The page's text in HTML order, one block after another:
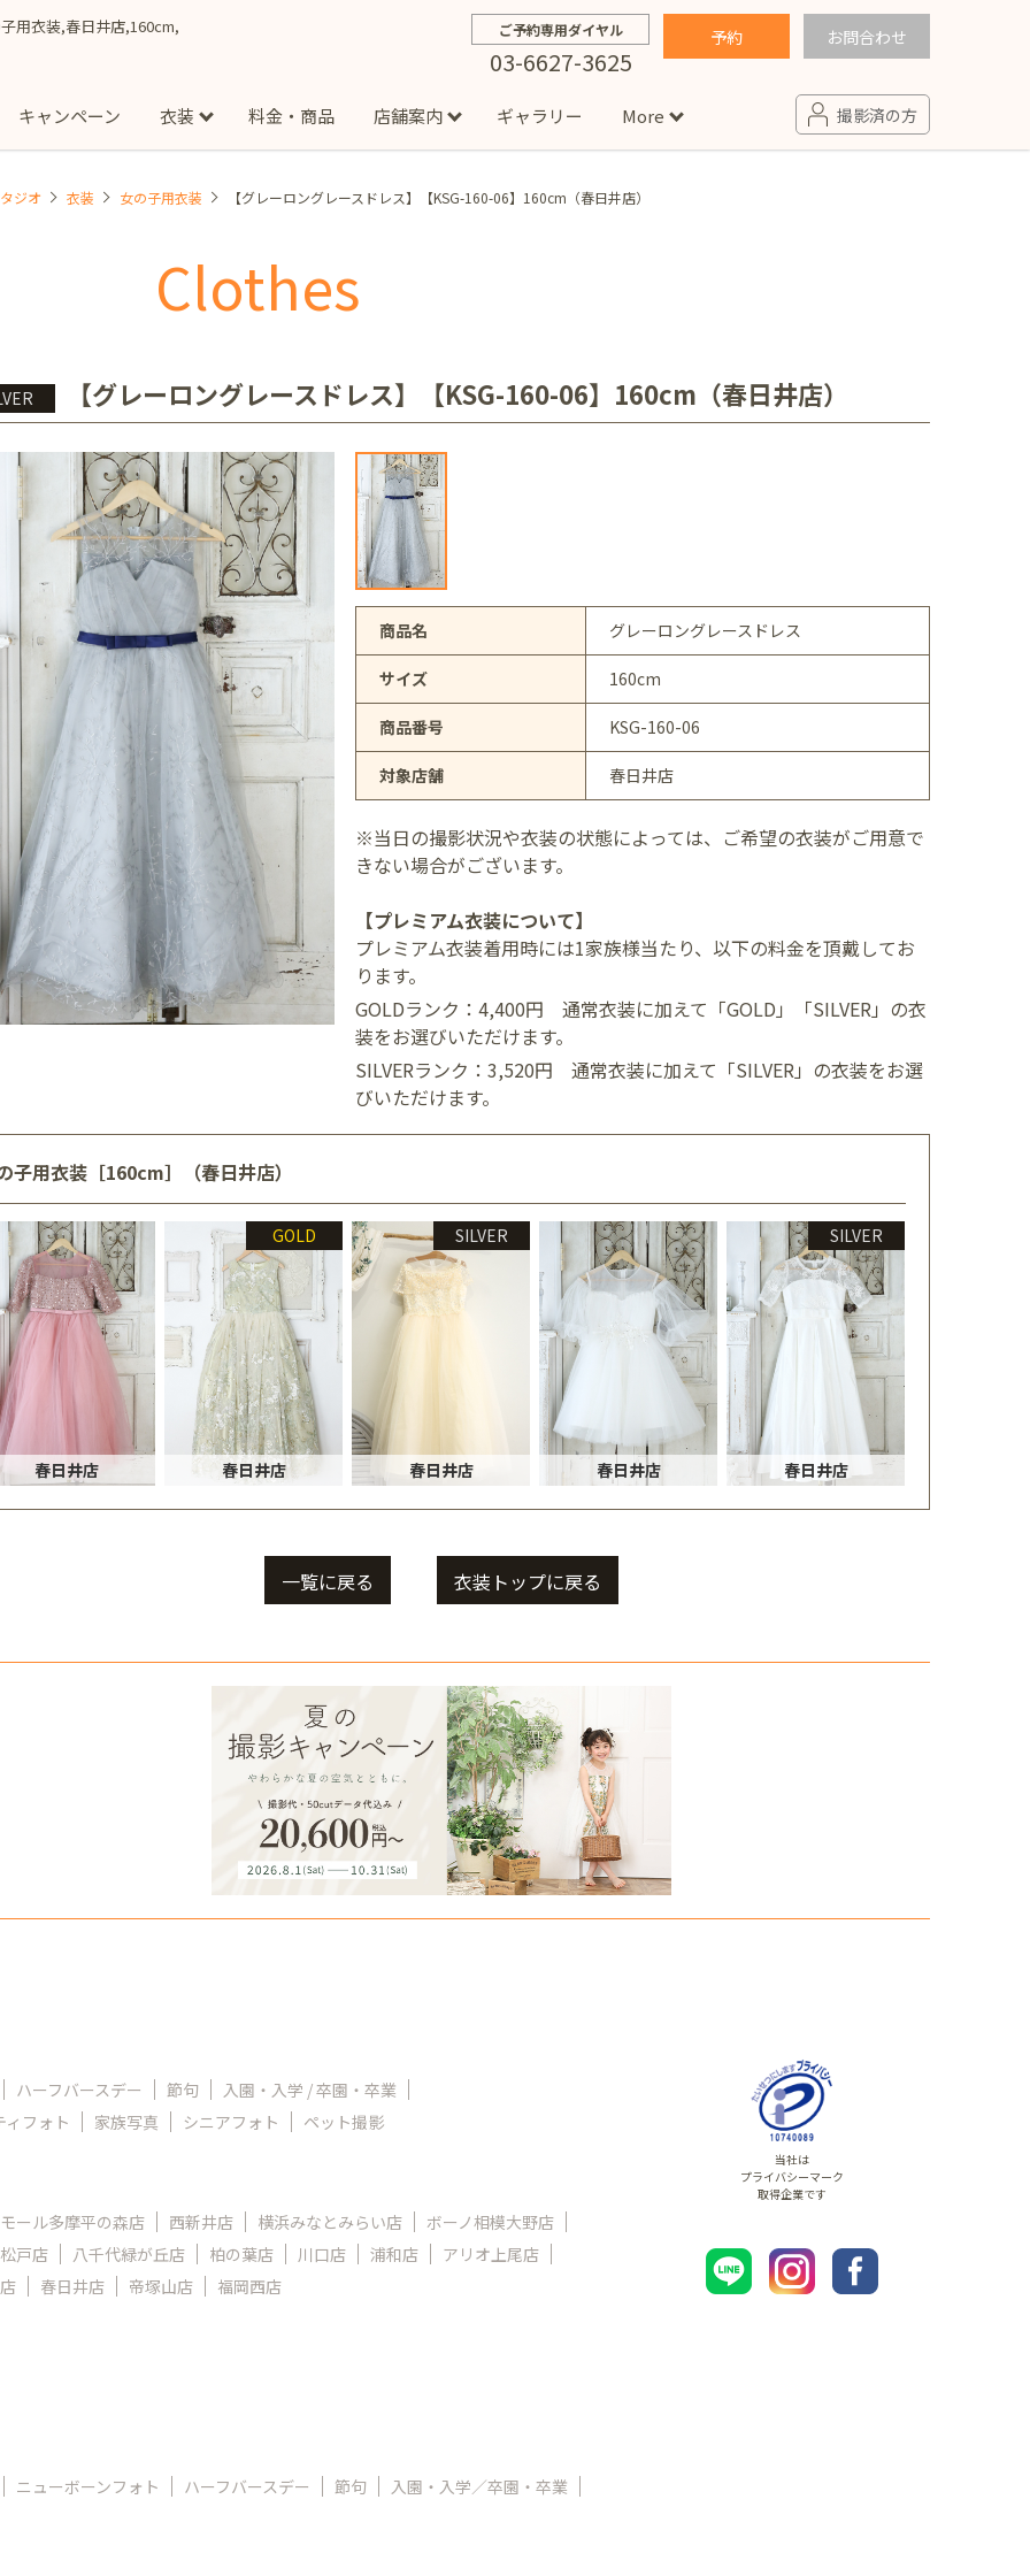
子用衣装,春日井店,160cm, ご予約専用ダイヤル
03-6627-3625
予約 お問合わせ
成人式フォト マタニティフォト
入園・入学／卒園・卒業 ファミリーフォト 誕生日 プロフィール写真・宣材写真
ペット
キャンペーン 衣装
七五三着物(男の子) 1/2成人式着物(女の子)
フォーマル衣装(男の子) 祝い着
ドレス
料金・商品 店舗案内
吉祥寺店 イオンモール多摩平の森店
が丘店 柏の葉店
アリオ上尾店
店
ギャラリー More 撮影済の方
ジオ 衣装 女の子用衣装 【グレーロングレースドレス】【KSG-160-06】160cm（春日井店）
Clothes
【グレーロングレースドレス】【KSG-160-06】160cm（春日井店）
商品名 グレーロングレースドレス
サイズ 160cm
商品番号 KSG-160-06
対象店舗 春日井店
※当日の撮影状況や衣装の状態によっては、ご希望の衣装がご用意で
きない場合がございます。
【プレミアム衣装について】
プレミアム衣装着用時には1家族様当たり、以下の料金を頂戴してお
ります。
GOLDランク：4,400円 通常衣装に加えて「GOLD」「SILVER」の衣
装をお選びいただけます。
SILVERランク：3,520円 通常衣装に加えて「SILVER」の衣装をお選
びいただけます。
子用衣装［160cm］（春日井店）
春日井店
GOLD
春日井店
SILVER
春日井店 春日井店
SILVER
春日井店
一覧に戻る 衣装トップに戻る
ハーフバースデー 節句
入園・入学 / 卒園・卒業
ィフォト 家族写真 シニアフォト ペット撮影
ール多摩平の森店 西新井店 横浜みなとみらい店
ボーノ相模大野店
戸店 八千代緑が丘店 柏の葉店 川口店 浦和店
アリオ上尾店
春日井店 帝塚山店 福岡西店
ニューボーンフォト ハーフバースデー 節句
入園・入学／卒園・卒業
当社は
プライバシーマーク
取得企業です